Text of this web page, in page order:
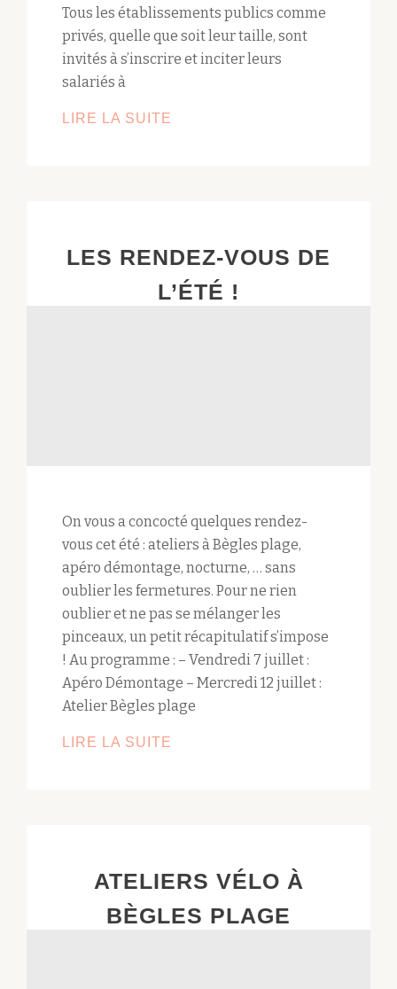
Tous les établissements publics comme
privés, quelle que soit leur taille, sont
invités à s’inscrire et inciter leurs
salariés à
LIRE LA SUITE
LES RENDEZ-VOUS DE
L’ÉTÉ !
On vous a concocté quelques rendez-
vous cet été : ateliers à Bègles plage,
apéro démontage, nocturne, … sans
oublier les fermetures. Pour ne rien
oublier et ne pas se mélanger les
pinceaux, un petit récapitulatif s’impose
! Au programme : – Vendredi 7 juillet :
Apéro Démontage – Mercredi 12 juillet :
Atelier Bègles plage
LIRE LA SUITE
ATELIERS VÉLO À
BÈGLES PLAGE